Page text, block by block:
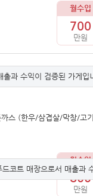
월수입
700
만원
과 수익이 검증된 가게입
스 (한우/삼겹살/막창/고
월수입
800
만원
코트 매장으로서 매출과